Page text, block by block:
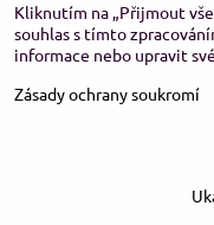
Kliknutím na „Přijmout
souhlas s tímto
informace nebo upravit
Zásady ochrany soukromí